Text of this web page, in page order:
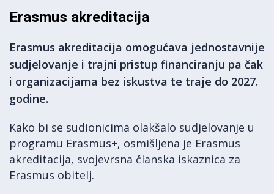
Erasmus akreditacija
Erasmus akreditacija omogućava jednostavnije
sudjelovanje i trajni pristup financiranju pa čak
i organizacijama bez iskustva te traje do 2027.
godine.
Kako bi se sudionicima olakšalo sudjelovanje u
programu Erasmus+, osmišljena je Erasmus
akreditacija, svojevrsna članska iskaznica za
Erasmus obitelj.